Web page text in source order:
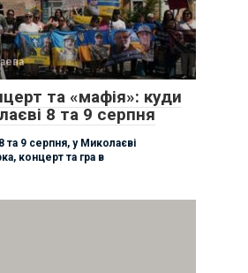
та «мафія»: куди
8 та 9 серпня
та 9 серпня, у Миколаєві
концерт та гра в